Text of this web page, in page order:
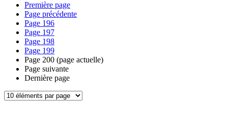
Première page
Page précédente
Page 196
Page 197
Page 198
Page 199
Page 200 (page actuelle)
Page suivante
Dernière page